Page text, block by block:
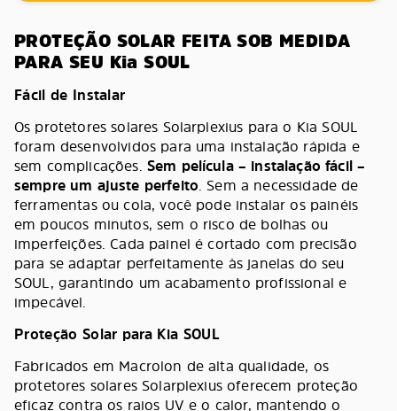
PROTEÇÃO SOLAR FEITA SOB MEDIDA
PARA SEU Kia SOUL
Fácil de Instalar
Os protetores solares Solarplexius para o Kia SOUL
foram desenvolvidos para uma instalação rápida e
sem complicações. Sem película – instalação fácil –
sempre um ajuste perfeito. Sem a necessidade de
ferramentas ou cola, você pode instalar os painéis
em poucos minutos, sem o risco de bolhas ou
imperfeições. Cada painel é cortado com precisão
para se adaptar perfeitamente às janelas do seu
SOUL, garantindo um acabamento profissional e
impecável.
Proteção Solar para Kia SOUL
Fabricados em Macrolon de alta qualidade, os
protetores solares Solarplexius oferecem proteção
eficaz contra os raios UV e o calor, mantendo o